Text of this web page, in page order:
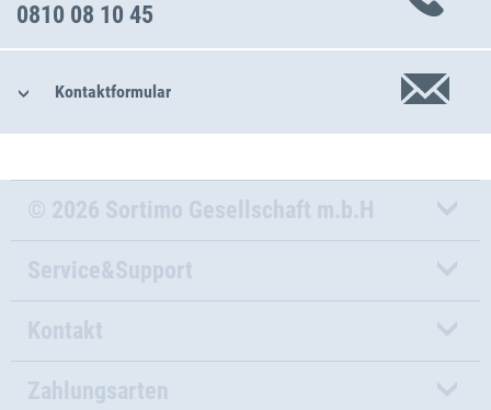
0810 08 10 45
Kontaktformular
© 2026 Sortimo Gesellschaft m.b.H
Service&Support
Kontakt
Zahlungsarten